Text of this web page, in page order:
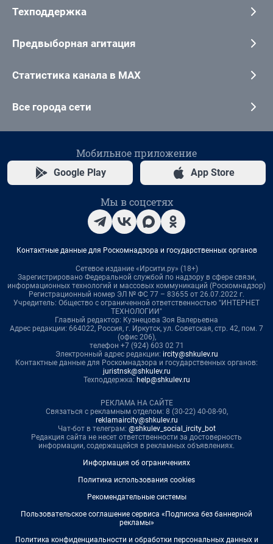
Техподдержка
Предвыборная агитация
Статистика канала в MAX
Все города сети
Мобильное приложение
Google Play App Store
Мы в соцсетях
Контактные данные для Роскомнадзора и государственных органов
Сетевое издание «Ирсити.ру» (18+)
Зарегистрировано Федеральной службой по надзору в сфере связи,
информационных технологий и массовых коммуникаций (Роскомнадзор)
Регистрационный номер ЭЛ № ФС 77 – 83655 от 26.07.2022 г.
Учредитель: Общество с ограниченной ответственностью "ИНТЕРНЕТ
ТЕХНОЛОГИИ"
Главный редактор: Кузнецова Зоя Валерьевна
Адрес редакции: 664022, Россия, г. Иркутск, ул. Советская, стр. 42, пом. 7
(офис 206),
телефон +7 (924) 603 02 71
Электронный адрес редакции: ircity@shkulev.ru
Контактные данные для Роскомнадзора и государственных органов:
juristnsk@shkulev.ru
Техподдержка: help@shkulev.ru
РЕКЛАМА НА САЙТЕ
Связаться с рекламным отделом: 8 (30-22) 40-08-90,
reklamaircity@shkulev.ru
Чат-бот в телеграм: @shkulev_social_ircity_bot
Редакция сайта не несет ответственности за достоверность
информации, содержащейся в рекламных объявлениях.
Информация об ограничениях
Политика использования cookies
Рекомендательные системы
Пользовательское соглашение сервиса «Подписка без баннерной
рекламы»
Политика конфиденциальности и обработки персональных данных и